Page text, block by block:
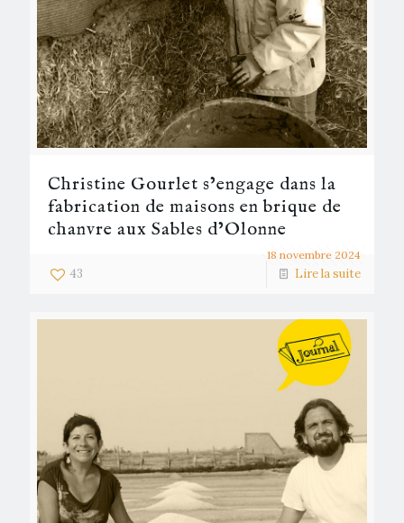
18 novembre 2024
Christine Gourlet s’engage dans la
fabrication de maisons en brique de
chanvre aux Sables d’Olonne
43 Lire la suite